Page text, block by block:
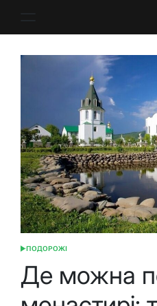
ОПУБЛІКУВАТИ
ПОДОРОЖІ
Де можна